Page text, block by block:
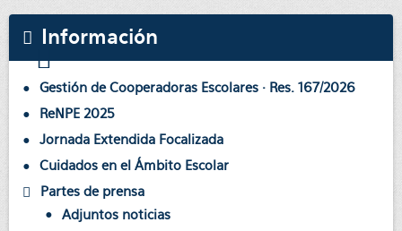
Información
Gestión de Cooperadoras Escolares · Res. 167/2026
ReNPE 2025
Jornada Extendida Focalizada
Cuidados en el Ámbito Escolar
Partes de prensa
Adjuntos noticias